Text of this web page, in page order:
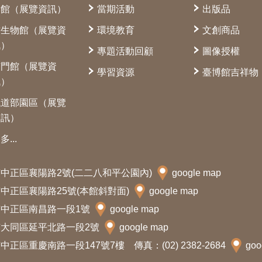
（展覽資訊）
物館（展覽資
館（展覽資
部園區（展覽
）
...
當期活動
環境教育
專題活動回顧
學習資源
出版品
文創商品
圖像授權
臺博館吉祥物
正區襄陽路2號(二二八和平公園內)
google map
正區襄陽路25號(本館斜對面)
google map
正區南昌路一段1號
google map
同區延平北路一段2號
google map
正區重慶南路一段147號7樓 傳真：(02) 2382-2684